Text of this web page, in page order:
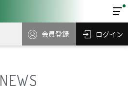
会員登録 ログイン
NEWS